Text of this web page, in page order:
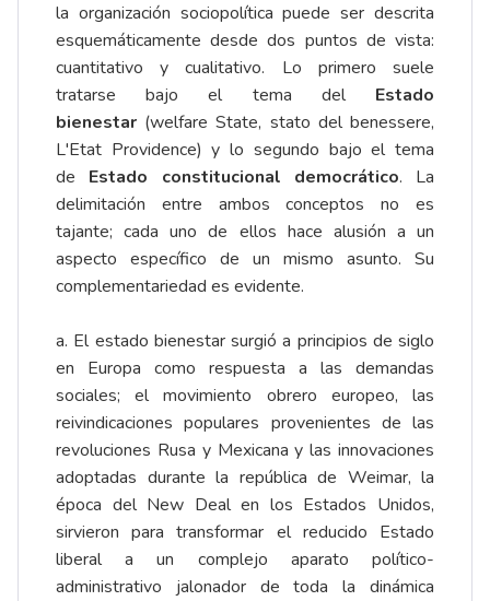
la organización sociopolítica puede ser descrita
esquemáticamente desde dos puntos de vista:
cuantitativo y cualitativo. Lo primero suele
tratarse bajo el tema del Estado
bienestar (welfare State, stato del benessere,
L'Etat Providence) y lo segundo bajo el tema
de Estado constitucional democrático. La
delimitación entre ambos conceptos no es
tajante; cada uno de ellos hace alusión a un
aspecto específico de un mismo asunto. Su
complementariedad es evidente.
a. El estado bienestar surgió a principios de siglo
en Europa como respuesta a las demandas
sociales; el movimiento obrero europeo, las
reivindicaciones populares provenientes de las
revoluciones Rusa y Mexicana y las innovaciones
adoptadas durante la república de Weimar, la
época del New Deal en los Estados Unidos,
sirvieron para transformar el reducido Estado
liberal a un complejo aparato político-
administrativo jalonador de toda la dinámica